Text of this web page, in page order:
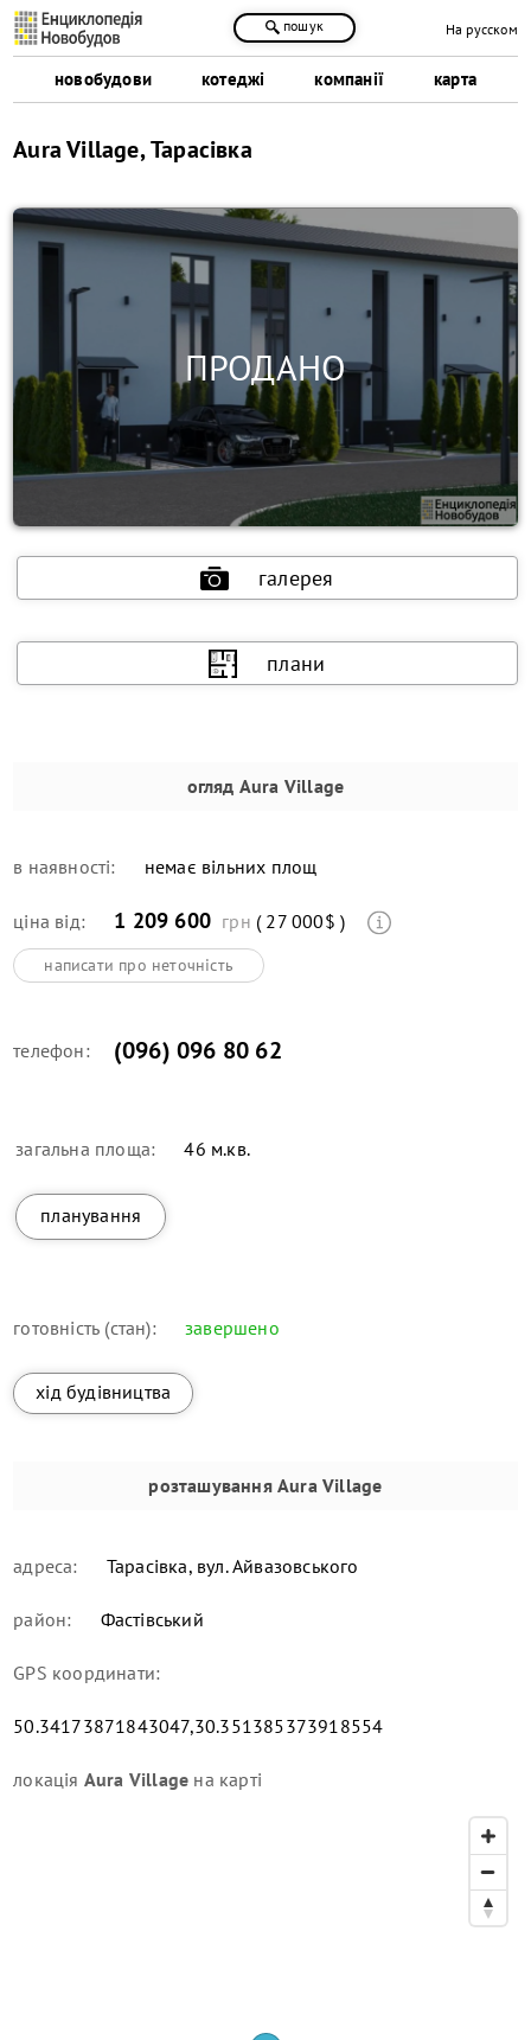
новобудови котеджі компанії карта
пошук На русском
Aura Village, Тарасівка
галерея
плани
огляд Aura Village
в наявності: немає вільних площ
ціна від: 1 209 600 грн ( 27 000$ )
написати про неточність
телефон: (096) 096 80 62
загальна площа: 46 м.кв.
планування
готовність (стан): завершено
хід будівництва
розташуванняAura Village
адреса: Тарасівка, вул. Айвазовського
район: Фастівський
GPS координати:
50.34173871843047,30.351385373918554
локація Aura Village на карті